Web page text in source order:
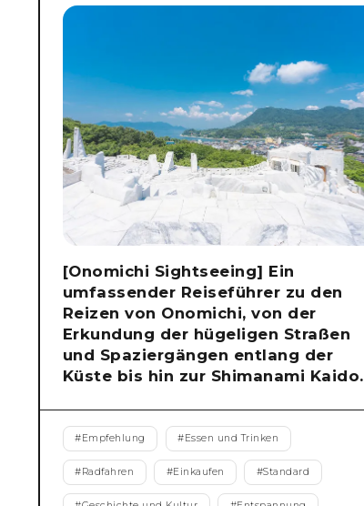
[Onomichi Sightseeing] Ein
umfassender Reiseführer zu den
Reizen von Onomichi, von der
Erkundung der hügeligen Straßen
und Spaziergängen entlang der
Küste bis hin zur Shimanami Kaido.
#Empfehlung #Essen und Trinken
#Radfahren #Einkaufen #Standard